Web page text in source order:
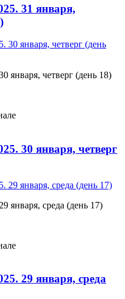
31 января,
января, четверг (день 18)
30 января, четверг
января, среда (день 17)
29 января, среда